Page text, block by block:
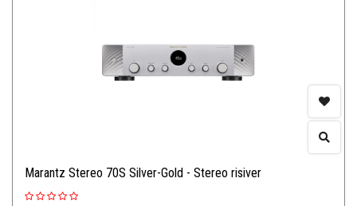
Marantz Stereo 70S Silver-Gold - Stereo risiver